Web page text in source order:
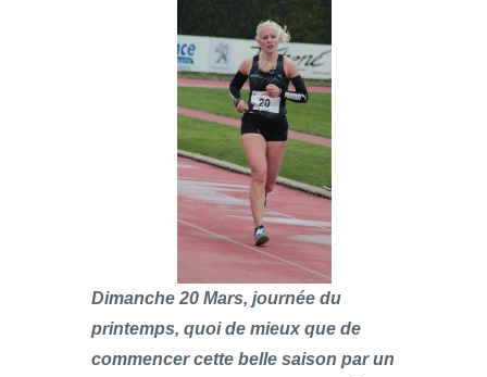
Dimanche 20 Mars, journée du
printemps, quoi de mieux que de
commencer cette belle saison par un